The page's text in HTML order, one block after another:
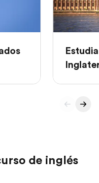
de inglés